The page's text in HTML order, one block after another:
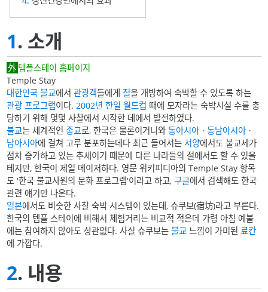
1. 소개
템플스테이 홈페이지
Temple Stay
대한민국 불교에서관광객들에게 절을 개방하여 숙박할 수 있도록 하는
관광 프로그램이다. 2002년 한일 월드컵 때에 모자라는 숙박시설 수를 충
당하기 위해 몇몇 사찰에서 시작한 데에서 발전하였다.
불교는 세계적인종교 로, 한국은 물론이거니와동아시아 ㆍ동남아시아 ㆍ
남아시아에 걸쳐 고루 분포하는데다 최근 들어서는서양에서도 불교세가
점차 증가하고 있는 추세이기 때문에 다른 나라들의 절에서도 할 수 있을
테지만, 한국이 제일 메이저하다. 영문 위키피디아의 Temple Stay 항목
도 '한국 불교사원의 문화 프로그램'이라고 하고,구글에서 검색해도 한국
관련 얘기만 나온다.
일본에서도 비슷한 사찰 숙박 시스템이 있는데, 슈쿠보(宿坊)라고 부른다.
한국의 템플 스테이에 비해서 체험거리는 비교적 적은데 가령 아침 예불
에는 참여하지 않아도 상관없다. 사실 슈쿠보는불교 느낌이 가미된 료칸
에 가깝다.
2. 내용